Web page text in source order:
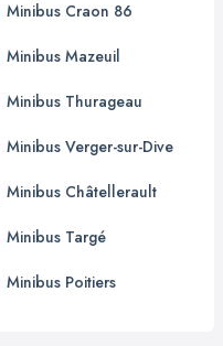
Minibus Craon 86
Minibus Mazeuil
Minibus Thurageau
Minibus Verger-sur-Dive
Minibus Châtellerault
Minibus Targé
Minibus Poitiers